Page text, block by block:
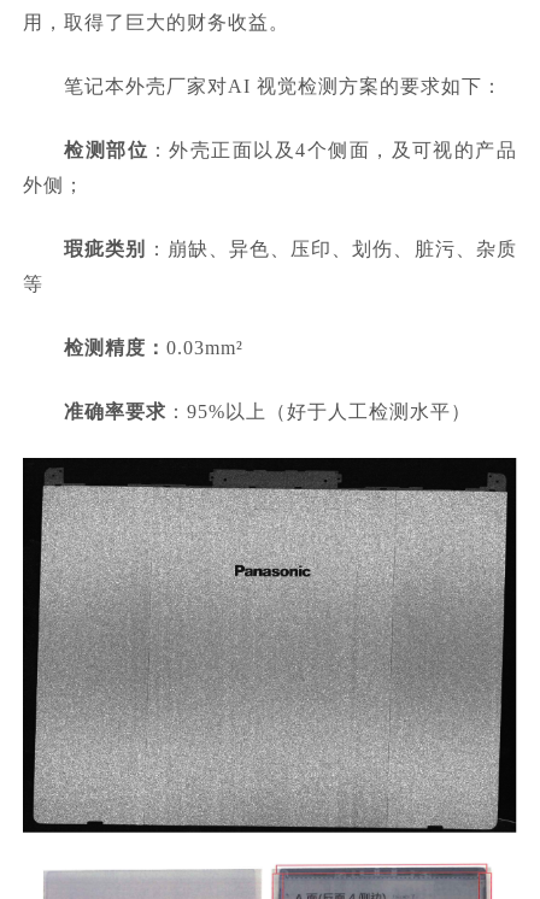
用，取得了巨大的财务收益。
笔记本外壳厂家对AI 视觉检测方案的要求如下：
检测部位 ：外壳正面以及4个侧面，及可视的产品
外侧；
瑕疵类别
：崩缺、异色、压印、划伤、脏污、杂质
等
检测精度：0.03mm²
准确率要求 ：95%以上（好于人工检测水平）